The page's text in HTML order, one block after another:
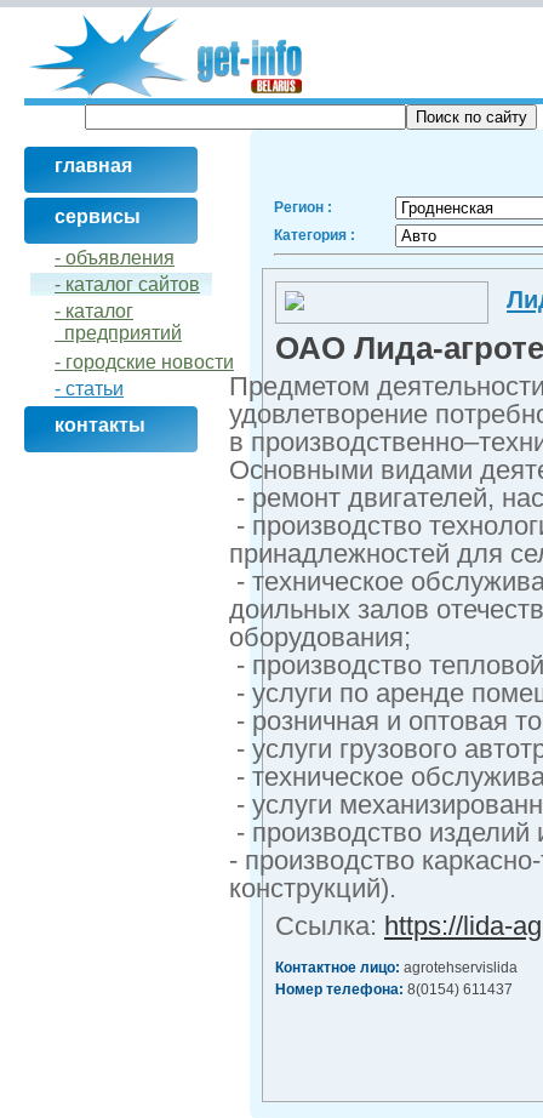
главная
сервисы
- объявления
- кaталог сайтов
- кaталог
предприятий
- городские новости
- статьи
контакты
Регион :
Категория :
ОАО Лида-
Предметом
удовлетворение
в
Основными видами
- ремонт двигателей,
- производство
принадлежностей для
- техническое
доильных залов
оборудования;
- производство
- услуги по аренде
- розничная и оптовая
- услуги грузового
- техническое
- услуги
- производство
- производство
конструкций).
Ссылка: https://lida-
Контактное лицо: agrotehservislida
Номер телефона: 8(0154) 611437